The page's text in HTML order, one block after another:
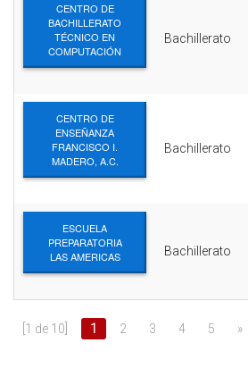
CENTRO DE
BACHILLERATO
TÉCNICO EN
COMPUTACIÓN
Bachillerato
CENTRO DE
ENSEÑANZA
FRANCISCO I.
MADERO, A.C.
Bachillerato
ESCUELA
PREPARATORIA
LAS AMERICAS
Bachillerato
[1 de 10] 1 2 3 4 5 »